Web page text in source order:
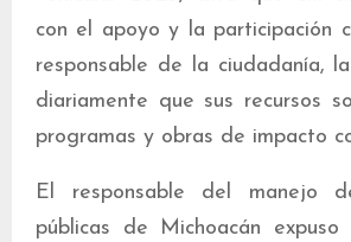
con el apoyo y la participación
responsable de la ciudadanía,
diariamente que sus recursos
programas y obras de impacto
El responsable del manejo
públicas de Michoacán